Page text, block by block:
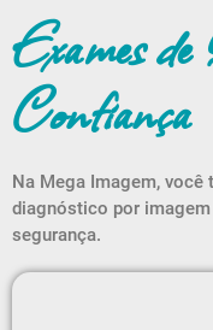
Exames
Confiança
Na Mega Imagem, você
diagnóstico por
segurança.